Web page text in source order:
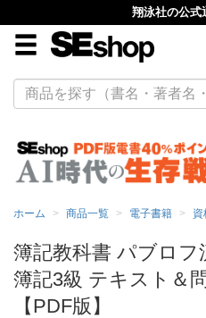
翔泳社の公
ホーム 商品一覧 電子書籍 資
簿記教科書 パブロ
簿記3級 テキスト＆
【PDF版】